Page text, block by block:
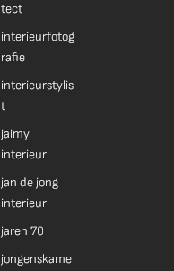
tect
interieurfotog
rafie
interieurstylis
t
jaimy
interieur
jan de jong
interieur
jaren 70
jongenskame